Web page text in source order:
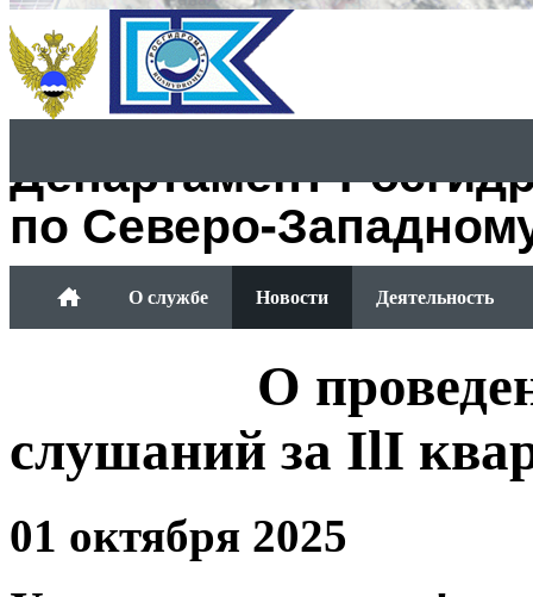
Департамент
по Северо-
О службе Новости Деятельность
О
слушаний за IlI
01 октября 2025